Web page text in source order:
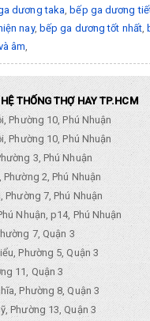
dương taka ,bếp ga dương
nay, bếp ga dương tốt nhất,
âm
HỆ THỐNG THỢ HAY TP.HCM
Phường 10, Phú Nhuận
Phường 10, Phú Nhuận
3, Phú Nhuận
2, Phú Nhuận
Phường 7, Phú Nhuận
Nhuận, p14, Phú Nhuận
7, Quận 3
Phường 5, Quận 3
11, Quận 3
Phường 8, Quận 3
Phường 13, Quận 3